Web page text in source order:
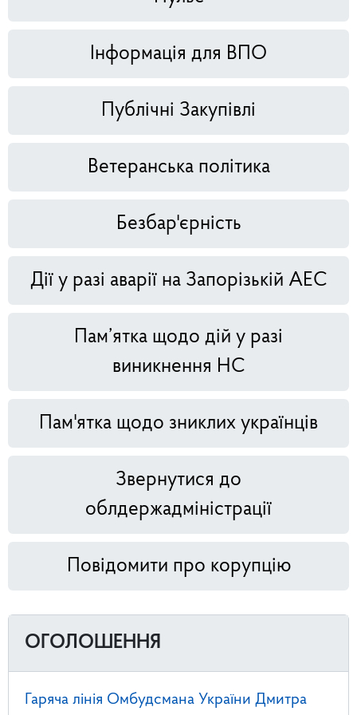
Інформація для ВПО
Публічні Закупівлі
Ветеранська політика
Безбар'єрність
Дії у разі аварії на Запорізькій АЕС
Пам’ятка щодо дій у разі
виникнення НС
Пам'ятка щодо зниклих українців
Звернутися до
облдержадміністрації
Повідомити про корупцію
ОГОЛОШЕННЯ
Гаряча лінія Омбудсмана України Дмитра